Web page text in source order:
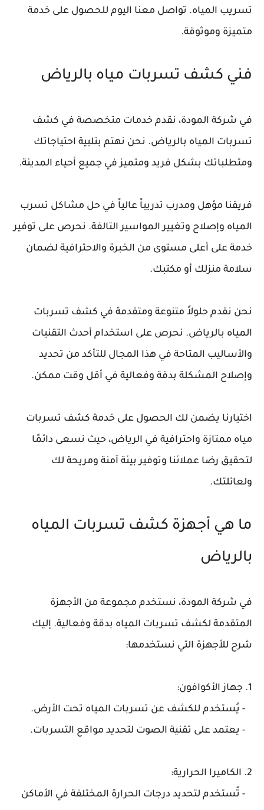
تسريب المياه. تواصل معنا اليوم للحصول على خدمة
متميزة وموثوقة.
فني كشف تسربات مياه بالرياض
في شركة المودة، نقدم خدمات متخصصة في كشف
تسربات المياه بالرياض. نحن نهتم بتلبية احتياجاتك
ومتطلباتك بشكل فريد ومتميز في جميع أحياء المدينة.
فريقنا مؤهل ومدرب تدريباً عالياً في حل مشاكل تسرب
المياه وإصلاح وتغيير المواسير التالفة. نحرص على توفير
خدمة على أعلى مستوى من الخبرة والاحترافية لضمان
سلامة منزلك أو مكتبك.
نحن نقدم حلولاً متنوعة ومتقدمة في كشف تسربات
المياه بالرياض. نحرص على استخدام أحدث التقنيات
والأساليب المتاحة في هذا المجال للتأكد من تحديد
وإصلاح المشكلة بدقة وفعالية في أقل وقت ممكن.
اختيارنا يضمن لك الحصول على خدمة كشف تسربات
مياه ممتازة واحترافية في الرياض، حيث نسعى دائمًا
لتحقيق رضا عملائنا وتوفير بيئة آمنة ومريحة لك
ولعائلتك.
ما هي أجهزة كشف تسربات المياه
بالرياض
في شركة المودة، نستخدم مجموعة من الأجهزة
المتقدمة لكشف تسربات المياه بدقة وفعالية. إليك
شرح للأجهزة التي نستخدمها:
1. جهاز الأكوافون:
- يُستخدم للكشف عن تسربات المياه تحت الأرض.
- يعتمد على تقنية الصوت لتحديد مواقع التسربات.
2. الكاميرا الحرارية:
- تُستخدم لتحديد درجات الحرارة المختلفة في الأماكن